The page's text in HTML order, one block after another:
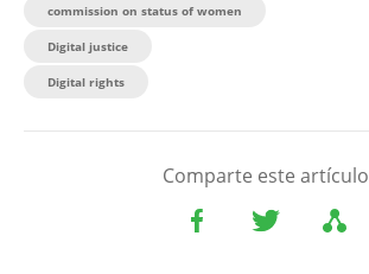
commission on status of women
Digital justice
Digital rights
Comparte este artículo